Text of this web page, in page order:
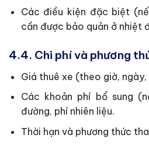
Các điều kiện đặc biệt
cần được bảo quản ở nhiệt
4.4. Chi phí và phương
Giá thuê xe (theo giờ,
Các khoản phí bổ sung
đường, phí nhiên liệu.
Thời hạn và phương thức